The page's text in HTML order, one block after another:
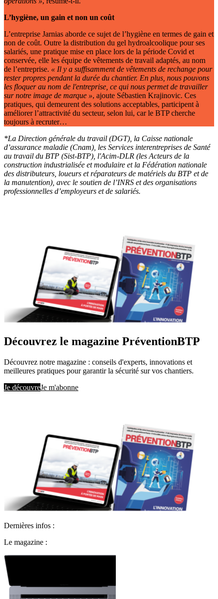
L’hygiène, un gain et non un coût
L’entreprise Jarnias aborde ce sujet de l’hygiène en termes de gain et
non de coût. Outre la distribution du gel hydroalcoolique pour ses
salariés, une pratique mise en place lors de la période Covid et
conservée, elle les équipe de vêtements de travail adaptés, au nom
de l’entreprise. « Il y a suffisamment de vêtements de rechange pour
rester propres pendant la durée du chantier. En plus, nous pouvons
les floquer au nom de l'entreprise, ce qui nous permet de travailler
sur notre image de marque », ajoute Sébastien Krajinovic. Ces
pratiques, qui demeurent des solutions acceptables, participent à
améliorer l’attractivité du secteur, selon lui, car le BTP cherche
toujours à recruter…
*La Direction générale du travail (DGT), la Caisse nationale
d’assurance maladie (Cnam), les Services interentreprises de Santé
au travail du BTP (Sist-BTP), l'Acim-DLR (les Acteurs de la
construction industrialisée et modulaire et la Fédération nationale
des distributeurs, loueurs et réparateurs de matériels du BTP et de
la manutention), avec le soutien de l’INRS et des organisations
professionnelles d’employeurs et de salariés.
Découvrez le magazine PréventionBTP
Découvrez notre magazine : conseils d'experts, innovations et
meilleures pratiques pour garantir la sécurité sur vos chantiers.
Je découvreJe m'abonne
Dernières infos :
Le magazine :